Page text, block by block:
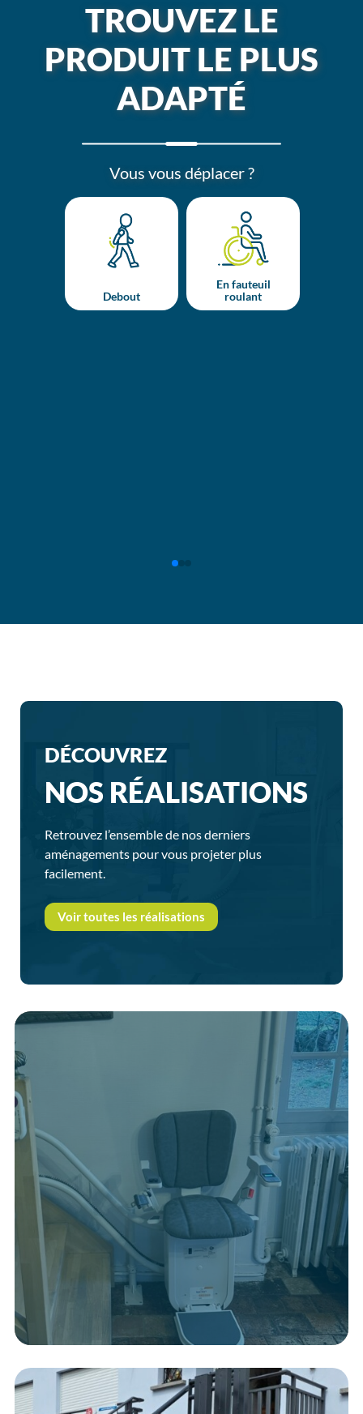
TROUVEZ LE
PRODUIT LE PLUS
ADAPTÉ
Vous vous déplacer ?
Debout
En fauteuil
roulant
DÉCOUVREZ
NOS RÉALISATIONS
Retrouvez l’ensemble de nos derniers
aménagements pour vous projeter plus
facilement.
Voir toutes les réalisations